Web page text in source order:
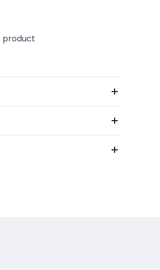
product